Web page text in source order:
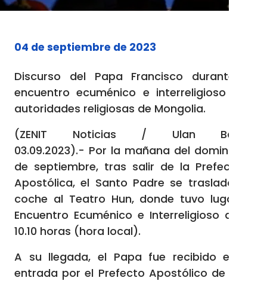
04 de septiembre de 2023
Discurso del Papa Francisco durante el
encuentro ecuménico e interreligioso con
autoridades religiosas de Mongolia.
(ZENIT Noticias / Ulan Bator,
03.09.2023).- Por la mañana del domingo 3
de septiembre, tras salir de la Prefectura
Apostólica, el Santo Padre se trasladó en
coche al Teatro Hun, donde tuvo lugar el
Encuentro Ecuménico e Interreligioso a las
10.10 horas (hora local).
A su llegada, el Papa fue recibido en la
entrada por el Prefecto Apostólico de Ulán